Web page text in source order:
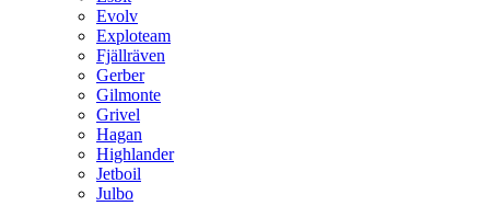
Evolv
Exploteam
Fjällräven
Gerber
Gilmonte
Grivel
Hagan
Highlander
Jetboil
Julbo